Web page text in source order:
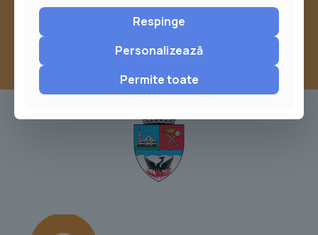
Respinge
Personalizează
Permite toate